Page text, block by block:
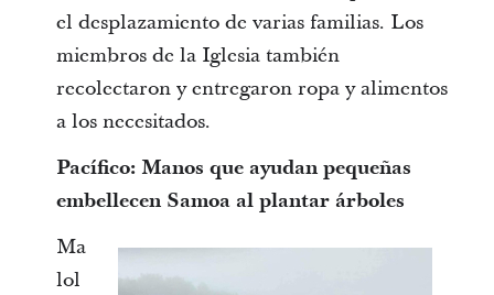
el desplazamiento de varias familias. Los
miembros de la Iglesia también
recolectaron y entregaron ropa y alimentos
a los necesitados.
Pacífico: Manos que ayudan pequeñas
embellecen Samoa al plantar árboles
Ma
lol